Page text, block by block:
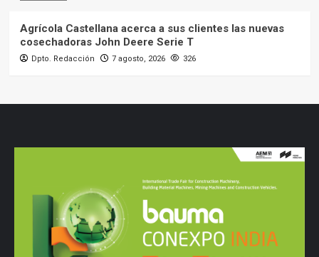
Agrícola Castellana acerca a sus clientes las nuevas
cosechadoras John Deere Serie T
Dpto. Redacción 7 agosto, 2026 326